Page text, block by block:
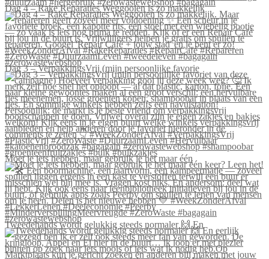
Dag 4 – Rake Reparaties Weggooien is zo makkelijk
Dag 3 – VerpakkingsVrij (mijn persoonlijke favorie
Moet je iets hebben, maar gebruik je het maar één
Tweedehands wordt gelukkig steeds normaler 🙌 En